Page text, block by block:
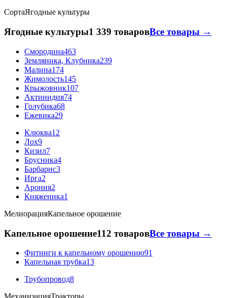
СортаЯгодные культуры
Ягодные культуры1 339 товаровВсе товары →
Смородина463
Земляника, Клубника239
Малина174
Жимолость145
Крыжовник107
Актинидия74
Голубика68
Ежевика29
Клюква12
Лох9
Кизил7
Брусника4
Барбарис3
Ирга2
Арония2
Княженика1
МелиорацияКапельное орошение
Капельное орошение112 товаровВсе товары →
Фитинги к капельному орошению91
Капельная трубка13
Трубопровод8